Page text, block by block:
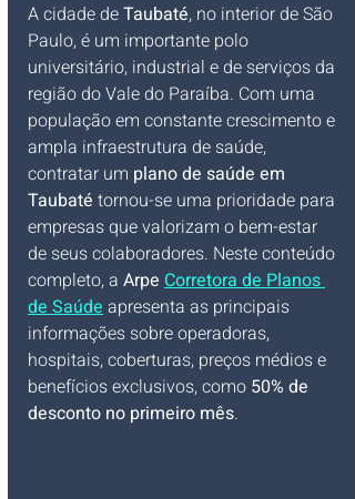
A cidade de Taubaté, no interior de São
Paulo, é um importante polo
universitário, industrial e de serviços da
região do Vale do Paraíba. Com uma
população em constante crescimento e
ampla infraestrutura de saúde,
contratar um plano de saúde em
Taubaté tornou-se uma prioridade para
empresas que valorizam o bem-estar
de seus colaboradores. Neste conteúdo
completo, a Arpe Corretora de Planos
de Saúde apresenta as principais
informações sobre operadoras,
hospitais, coberturas, preços médios e
benefícios exclusivos, como 50% de
desconto no primeiro mês.